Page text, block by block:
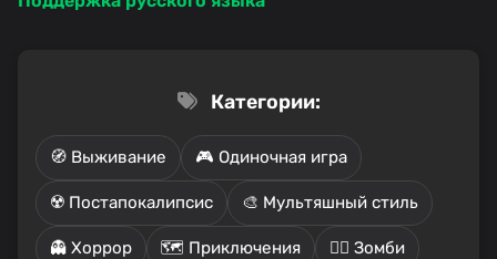
Категории:
🧭 Выживание 🎮 Одиночная игра
☢️ Постапокалипсис 🎨 Мультяшный стиль
👻 Хоррор 🗺️ Приключения 🧟‍♂️ Зомби